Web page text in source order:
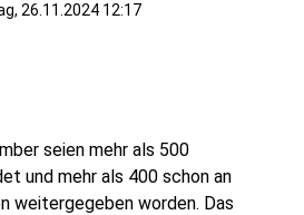
26.11.2024 12:17
seien mehr als 500
und mehr als 400 schon an
weitergegeben worden. Das